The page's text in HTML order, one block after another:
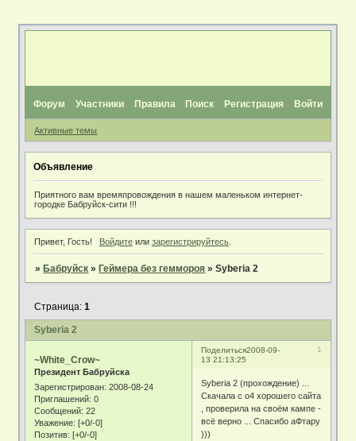
Форум Участники Правила Поиск Регистрация Войти
Активные темы
Объявление
Приятного вам времяпровождения в нашем маленьком интернет-
городке Бабруйск-сити !!!
Привет, Гость! Войдитеили зарегистрируйтесь.
»Бабруйск »Геймера без геммороя »Syberia 2
Syberia 2
Страница:1
Поделиться 1
2008-09-
13 21:13:25
~White_Crow~
Президент Бабруйска
Зарегистрирован: 2008-08-24
Приглашений: 0
Сообщений: 22
Уважение: [+0/-0]
Позитив: [+0/-0]
Syberia 2 (прохождение) ...
Скачала с о4 хорошего сайта
, проверила на своём кампе -
всё верно ... Спасибо аФтару
)))